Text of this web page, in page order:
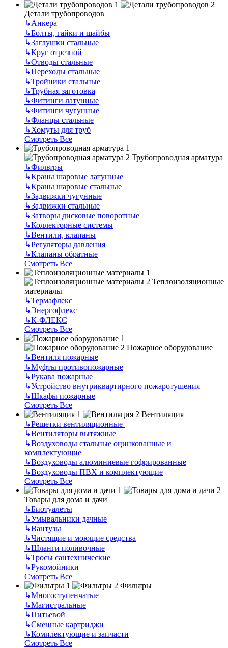
Детали трубопроводов
↳Анкера
↳Болты, гайки и шайбы
↳Заглушки стальные
↳Круг отрезной
↳Отводы стальные
↳Переходы стальные
↳Тройники стальные
↳Трубная заготовка
↳Фитинги латунные
↳Фитинги чугунные
↳Фланцы стальные
↳Хомуты для труб
Смотреть Все
Трубопроводная арматура
↳Фильтры
↳Краны шаровые латунные
↳Краны шаровые стальные
↳Задвижки чугунные
↳Задвижки стальные
↳Затворы дисковые поворотные
↳Коллекторные системы
↳Вентили, клапаны
↳Регуляторы давления
↳Клапаны обратные
Смотреть Все
Теплоизоляционные
материалы
↳Термафлекс
↳Энергофлекс
↳К-ФЛЕКС
Смотреть Все
Пожарное оборудование
↳Вентиля пожарные
↳Муфты противопожарные
↳Рукава пожарные
↳Устройство внутриквартирного пожаротушения
↳Шкафы пожарные
Смотреть Все
Вентиляция
↳Решетки вентиляционные
↳Вентиляторы вытяжные
↳Воздуховоды стальные оцинкованные и
комплектующие
↳Воздуховоды алюминиевые гофрированные
↳Воздуховоды ПВХ и комплектующие
Смотреть Все
Товары для дома и дачи
↳Биотуалеты
↳Умывальники дачные
↳Вантузы
↳Чистящие и моющие средства
↳Шланги поливочные
↳Тросы сантехнические
↳Рукомойники
Смотреть Все
Фильтры
↳Многоступенчатые
↳Магистральные
↳Питьевой
↳Сменные картриджи
↳Комплектующие и запчасти
Смотреть Все